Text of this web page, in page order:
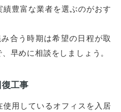
豊富な業者を選ぶのがおす
合う時期は希望の日程が取
早めに相談をしましょう。
工事
用しているオフィスを入居